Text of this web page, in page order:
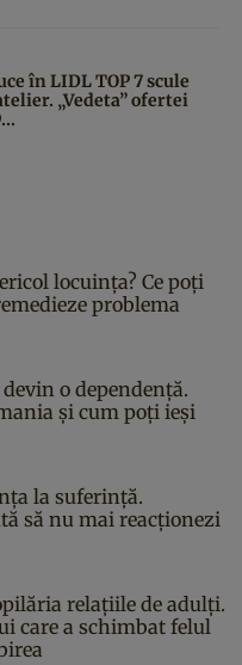
în LIDL TOP 7 scule
„Vedeta” ofertei
locuința? Ce poți
problema
o dependență.
și cum poți ieși
la suferință.
să nu mai reacționezi
relațiile de adulți.
care a schimbat felul